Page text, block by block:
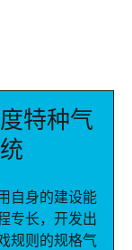
特种气
自身的建设能
专长，开发出
规则的规格气